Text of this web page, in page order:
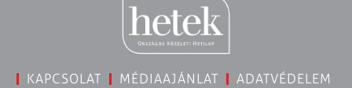
KAPCSOLAT MÉDIAAJÁNLAT
ADATVÉDELEM